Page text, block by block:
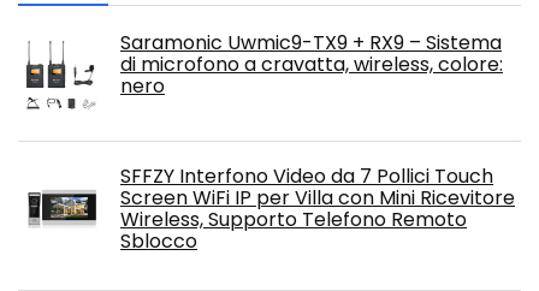
Saramonic Uwmic9-TX9 + RX9 – Sistema
di microfono a cravatta, wireless, colore:
nero
SFFZY Interfono Video da 7 Pollici Touch
Screen WiFi IP per Villa con Mini Ricevitore
Wireless, Supporto Telefono Remoto
Sblocco